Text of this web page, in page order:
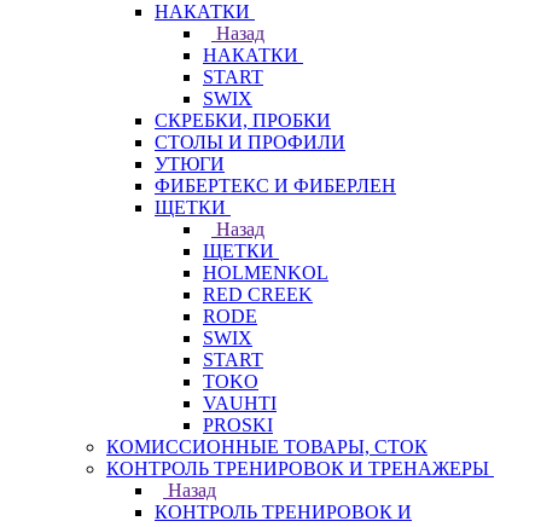
НАКАТКИ
Назад
НАКАТКИ
START
SWIX
СКРЕБКИ, ПРОБКИ
СТОЛЫ И ПРОФИЛИ
УТЮГИ
ФИБЕРТЕКС И ФИБЕРЛЕН
ЩЕТКИ
Назад
ЩЕТКИ
HOLMENKOL
RED CREEK
RODE
SWIX
START
TOKO
VAUHTI
PROSKI
КОМИССИОННЫЕ ТОВАРЫ, СТОК
КОНТРОЛЬ ТРЕНИРОВОК И ТРЕНАЖЕРЫ
Назад
КОНТРОЛЬ ТРЕНИРОВОК И